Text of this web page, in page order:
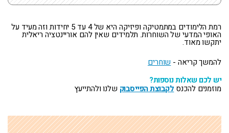
רמת הלימודים במתמטיקה ופיזיקה היא של 4 עד 5 יחידות וזה מעיד על
האופי המדעי של השוחרות. תלמידים שאין להם אוריינטציה ריאלית
יתקשו מאוד.
להמשך קריאה -שוחרים
יש לכם שאלות נוספות?
מוזמנים להכנסלקבוצת הפייסבוקשלנו ולהתייעץ